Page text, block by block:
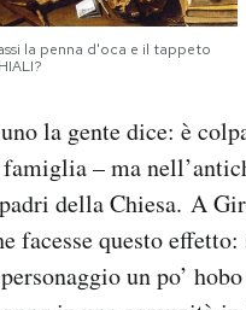
la penna d'oca e il tappeto
la gente dice: è
– ma
della Chiesa. A
facesse questo
un po’